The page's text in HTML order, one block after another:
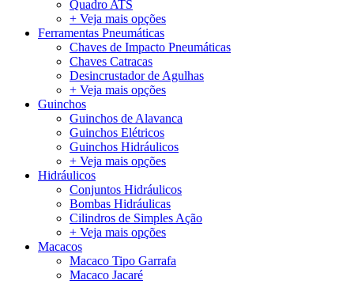
Quadro ATS
+ Veja mais opções
Ferramentas Pneumáticas
Chaves de Impacto Pneumáticas
Chaves Catracas
Desincrustador de Agulhas
+ Veja mais opções
Guinchos
Guinchos de Alavanca
Guinchos Elétricos
Guinchos Hidráulicos
+ Veja mais opções
Hidráulicos
Conjuntos Hidráulicos
Bombas Hidráulicas
Cilindros de Simples Ação
+ Veja mais opções
Macacos
Macaco Tipo Garrafa
Macaco Jacaré